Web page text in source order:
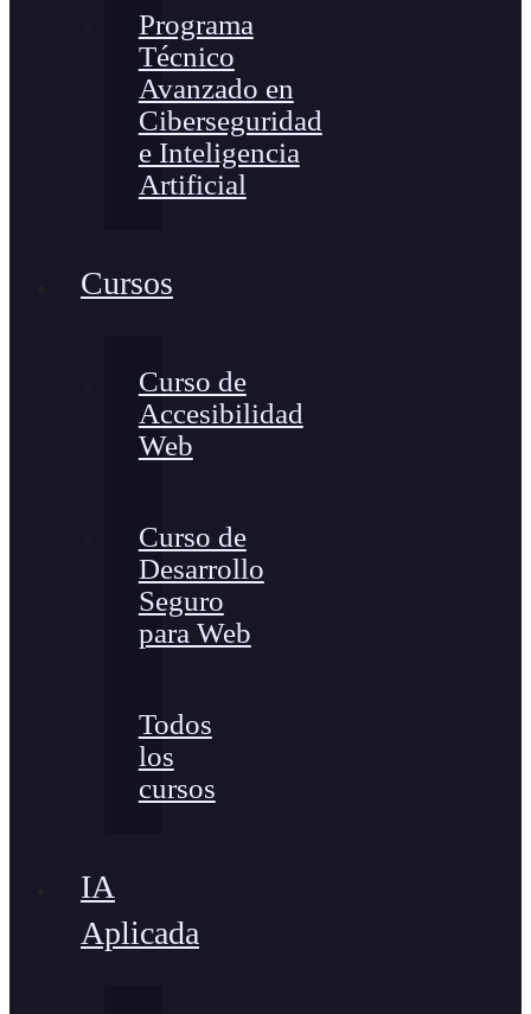
Programa
Técnico
Avanzado en
Ciberseguridad
e Inteligencia
Artificial
Cursos
Curso de
Accesibilidad
Web
Curso de
Desarrollo
Seguro
para Web
Todos
los
cursos
IA
Aplicada